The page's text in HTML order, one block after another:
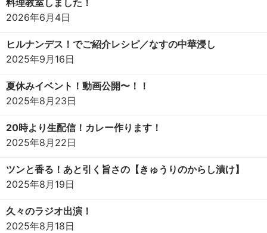
料理教室しました！
2026年6月4日
ヒルナンデス！でご紹介レシピ／なすの中華浸し
2025年9月16日
夏休みイベント！動画公開〜！！
2025年8月23日
20時より生配信！カレー作ります！
2025年8月22日
ツンと香る！あと引く旨さの【きゅうりのからし漬け】
2025年8月19日
久々のラジオ出演！
2025年8月18日